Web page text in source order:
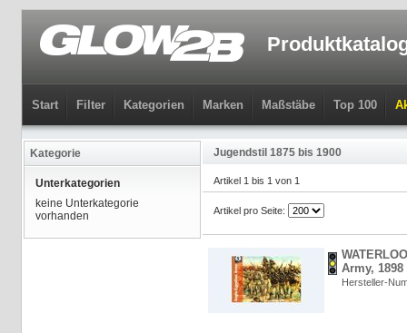
Start Filter Kategorien Marken Maßstäbe Top 100
Kategorie
Unterkategorien
keine Unterkategorie
vorhanden
Jugendstil 1875 bis 1900
Artikel 1 bis 1 von 1
Artikel pro Seite:
Army, 1898
Hersteller-